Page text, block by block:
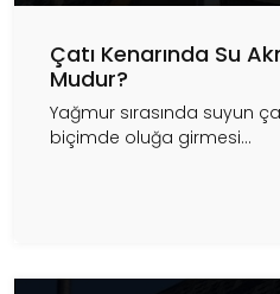
Çatı Kenarında Su
Mudur?
Yağmur sırasında suyun
biçimde oluğa girmesi...